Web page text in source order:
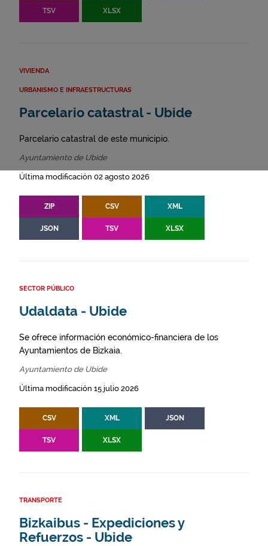
TSV XLSX
VIVIENDA
URBANISMO E INFRAESTRUCTURAS
Parcelario catastral - Ubide
Parcelario catastral de este municipio.
Ayuntamiento de Ubide
Última modificación 02 agosto 2026
ZIP CSV XML
JSON TSV XLSX
SECTOR PÚBLICO
Udaldata - Ubide
Se ofrece información económico-financiera de los
Ayuntamientos de Bizkaia.
Ayuntamiento de Ubide
Última modificación 15 julio 2026
CSV XML JSON
TSV XLSX
TRANSPORTE
Bizkaibus - Expediciones y
Refuerzos - Ubide